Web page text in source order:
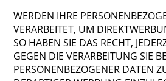
WERDEN IHRE
VERARBEITET, UM
SO HABEN SIE DAS RECHT,
GEGEN DIE VERARBEITUNG SIE
PERSONENBEZOGENER DATEN